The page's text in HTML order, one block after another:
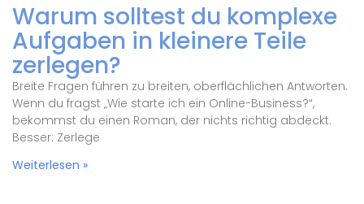
Warum solltest du komplexe
Aufgaben in kleinere Teile
zerlegen?
Breite Fragen führen zu breiten, oberflächlichen Antworten.
Wenn du fragst „Wie starte ich ein Online-Business?“,
bekommst du einen Roman, der nichts richtig abdeckt.
Besser: Zerlege
Weiterlesen »